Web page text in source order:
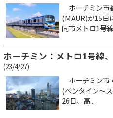
ホーチミン市
(MAUR)が15日
同市メトロ1号
ホーチミン：メトロ1号線
(23/4/27)
ホーチミン市
(ベンタイン～
26日、高...